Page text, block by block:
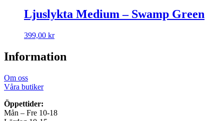
Ljuslykta Medium – Swamp Green
399,00 kr
Information
Om oss
Våra butiker
Öppettider:
Mån – Fre 10-18